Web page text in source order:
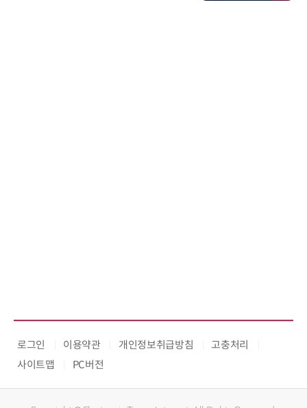
로그인 이용약관 개인정보취급방침
고충처리
사이트맵
PC버전